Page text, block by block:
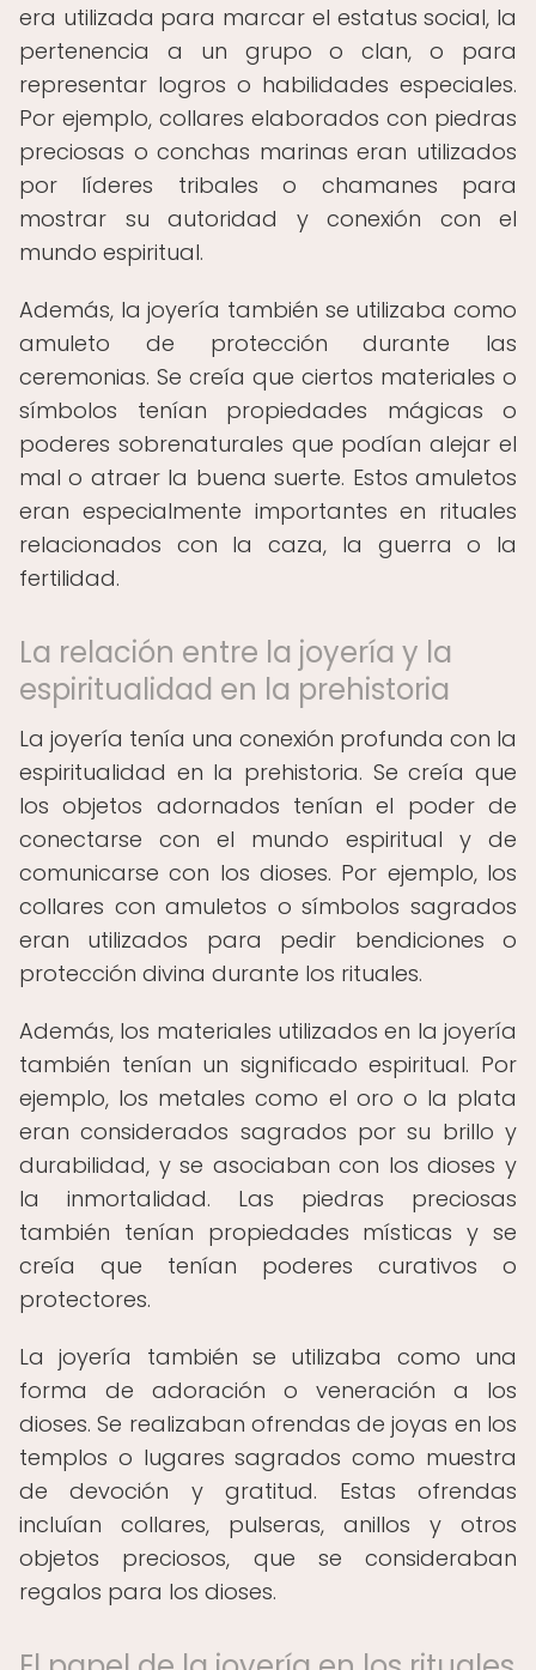
era utilizada para marcar el estatus social, la
pertenencia a un grupo o clan, o para
representar logros o habilidades especiales.
Por ejemplo, collares elaborados con piedras
preciosas o conchas marinas eran utilizados
por líderes tribales o chamanes para
mostrar su autoridad y conexión con el
mundo espiritual.
Además, la joyería también se utilizaba como
amuleto de protección durante las
ceremonias. Se creía que ciertos materiales o
símbolos tenían propiedades mágicas o
poderes sobrenaturales que podían alejar el
mal o atraer la buena suerte. Estos amuletos
eran especialmente importantes en rituales
relacionados con la caza, la guerra o la
fertilidad.
La relación entre la joyería y la
espiritualidad en la prehistoria
La joyería tenía una conexión profunda con la
espiritualidad en la prehistoria. Se creía que
los objetos adornados tenían el poder de
conectarse con el mundo espiritual y de
comunicarse con los dioses. Por ejemplo, los
collares con amuletos o símbolos sagrados
eran utilizados para pedir bendiciones o
protección divina durante los rituales.
Además, los materiales utilizados en la joyería
también tenían un significado espiritual. Por
ejemplo, los metales como el oro o la plata
eran considerados sagrados por su brillo y
durabilidad, y se asociaban con los dioses y
la inmortalidad. Las piedras preciosas
también tenían propiedades místicas y se
creía que tenían poderes curativos o
protectores.
La joyería también se utilizaba como una
forma de adoración o veneración a los
dioses. Se realizaban ofrendas de joyas en los
templos o lugares sagrados como muestra
de devoción y gratitud. Estas ofrendas
incluían collares, pulseras, anillos y otros
objetos preciosos, que se consideraban
regalos para los dioses.